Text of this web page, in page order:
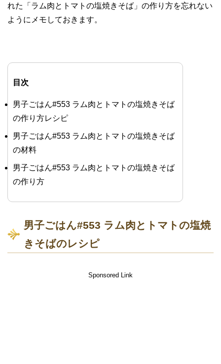
れた「ラム肉とトマトの塩焼きそば」の作り方を忘れない
ようにメモしておきます。
目次
男子ごはん#553 ラム肉とトマトの塩焼きそば
の作り方レシピ
男子ごはん#553 ラム肉とトマトの塩焼きそば
の材料
男子ごはん#553 ラム肉とトマトの塩焼きそば
の作り方
男子ごはん#553 ラム肉とトマトの塩焼
きそばのレシピ
Sponsored Link